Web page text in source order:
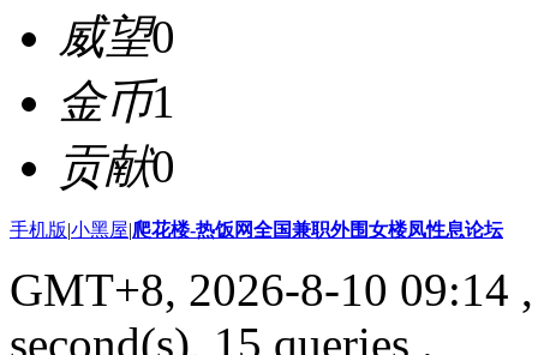
威望0
金币1
贡献0
手机版|小黑屋|爬花楼-热饭网全国兼职外围女楼凤性息论坛
GMT+8, 2026-8-10 09:14
second(s), 15 queries .